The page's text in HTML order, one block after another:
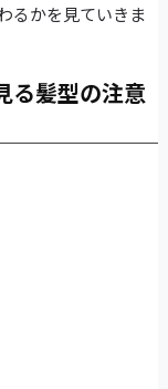
るかを見ていきま
る髪型の注意